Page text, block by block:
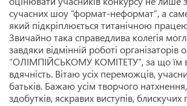
сучасних шоу “формат-неформат”, а
який підкріплюється титанічною
Звичайно така справедлива колегія
завдяки відмінній роботі організаторів
“ОЛІМПІЙСЬКОМУ КОМІТЕТУ”, за що їм
вдячність. Вітаю усіх переможців,
батьків. Бажаю усім творчого
здобутків, яскравих виступів, блискучих